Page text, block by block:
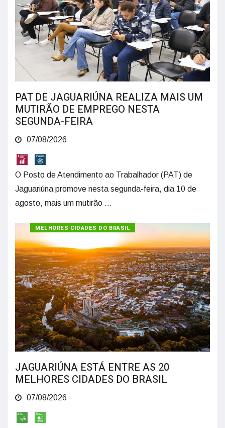
PAT DE JAGUARIÚNA REALIZA MAIS UM
MUTIRÃO DE EMPREGO NESTA
SEGUNDA-FEIRA
07/08/2026
O Posto de Atendimento ao Trabalhador (PAT) de
Jaguariúna promove nesta segunda-feira, dia 10 de
agosto, mais um mutirão ...
MELHORES CIDADES DO BRASIL
JAGUARIÚNA ESTÁ ENTRE AS 20
MELHORES CIDADES DO BRASIL
07/08/2026